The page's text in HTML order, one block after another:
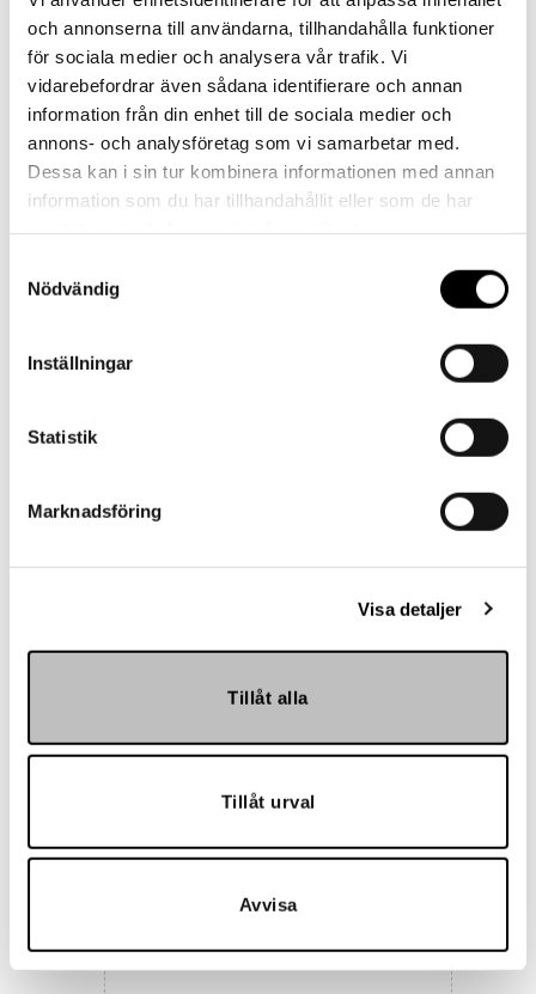
och annonserna till användarna, tillhandahålla funktioner
för sociala medier och analysera vår trafik. Vi
vidarebefordrar även sådana identifierare och annan
information från din enhet till de sociala medier och
annons- och analysföretag som vi samarbetar med.
Dessa kan i sin tur kombinera informationen med annan
information som du har tillhandahållit eller som de har
Nödvändig
Inställningar
Statistik
Marknadsföring
Visa detaljer
Tillåt alla
Tillåt urval
Avvisa
Vi finns här för dig!
Vår kundtjänst är tillgänglig Mån – Fre: 07:30 –
16:30
Kontakt
Hemmakväll